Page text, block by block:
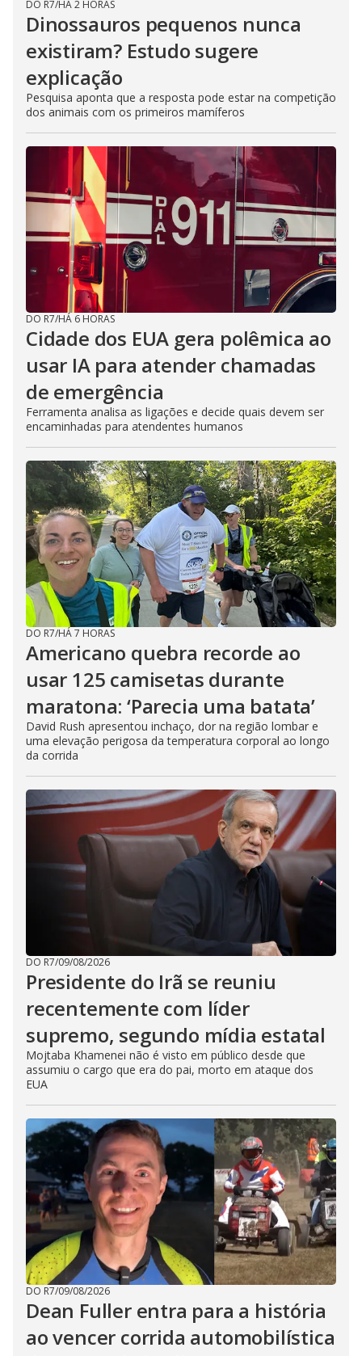
DO R7/HÁ 2 HORAS
Dinossauros pequenos nunca
existiram? Estudo sugere
explicação
Pesquisa aponta que a resposta pode estar na competição
dos animais com os primeiros mamíferos
DO R7/HÁ 6 HORAS
Cidade dos EUA gera polêmica ao
usar IA para atender chamadas
de emergência
Ferramenta analisa as ligações e decide quais devem ser
encaminhadas para atendentes humanos
DO R7/HÁ 7 HORAS
Americano quebra recorde ao
usar 125 camisetas durante
maratona: ‘Parecia uma batata’
David Rush apresentou inchaço, dor na região lombar e
uma elevação perigosa da temperatura corporal ao longo
da corrida
DO R7/09/08/2026
Presidente do Irã se reuniu
recentemente com líder
supremo, segundo mídia estatal
Mojtaba Khamenei não é visto em público desde que
assumiu o cargo que era do pai, morto em ataque dos
EUA
DO R7/09/08/2026
Dean Fuller entra para a história
ao vencer corrida automobilística